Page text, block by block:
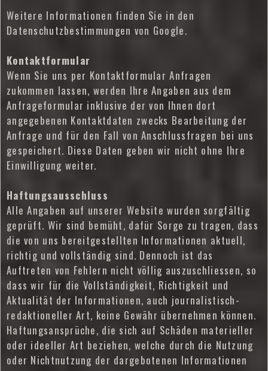
Weitere Informationen finden Sie in den
Datenschutzbestimmungen von Google.
Kontaktformular
Wenn Sie uns per Kontaktformular Anfragen
zukommen lassen, werden Ihre Angaben aus dem
Anfrageformular inklusive der von Ihnen dort
angegebenen Kontaktdaten zwecks Bearbeitung der
Anfrage und für den Fall von Anschlussfragen bei uns
gespeichert. Diese Daten geben wir nicht ohne Ihre
Einwilligung weiter.
Haftungsausschluss
Alle Angaben auf unserer Website wurden sorgfältig
geprüft. Wir sind bemüht, dafür Sorge zu tragen, dass
die von uns bereitgestellten Informationen aktuell,
richtig und vollständig sind. Dennoch ist das
Auftreten von Fehlern nicht völlig auszuschliessen, so
dass wir für die Vollständigkeit, Richtigkeit und
Aktualität der Informationen, auch journalistisch-
redaktioneller Art, keine Gewähr übernehmen können.
Haftungsansprüche, die sich auf Schäden materieller
oder ideeller Art beziehen, welche durch die Nutzung
oder Nichtnutzung der dargebotenen Informationen